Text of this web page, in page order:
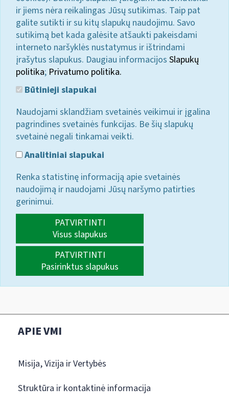
ir jiems nėra reikalingas Jūsų sutikimas. Taip pat
galite sutikti ir su kitų slapukų naudojimu. Savo
sutikimą bet kada galėsite atšaukti pakeisdami
interneto naršyklės nustatymus ir ištrindami
įrašytus slapukus. Daugiau informacijos Slapukų
politika; Privatumo politika.
Būtinieji slapukai
Naudojami sklandžiam svetainės veikimui ir įgalina
pagrindines svetainės funkcijas. Be šių slapukų
svetainė negali tinkamai veikti.
Analitiniai slapukai
Renka statistinę informaciją apie svetainės
naudojimą ir naudojami Jūsų naršymo patirties
gerinimui.
PATVIRTINTI
Visus slapukus
PATVIRTINTI
Pasirinktus slapukus
APIE VMI
Misija, Vizija ir Vertybės
Struktūra ir kontaktinė informacija